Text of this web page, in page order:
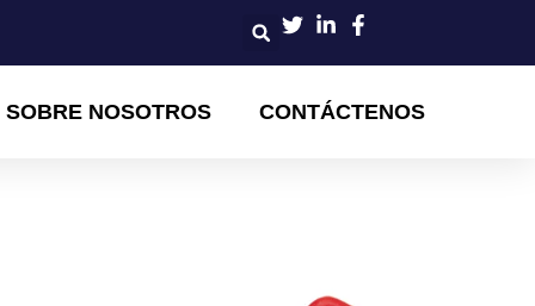
SOBRE NOSOTROS CONTÁCTENOS